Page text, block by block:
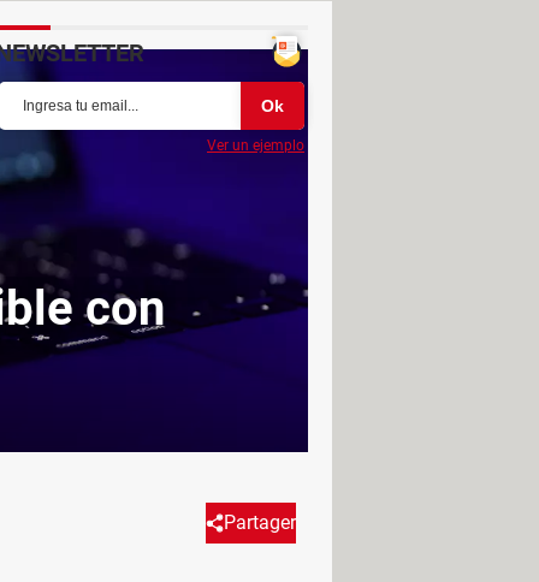
con
Partager
Ver un ejemplo